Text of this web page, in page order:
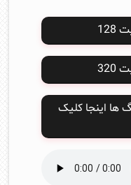
ها اینجا کلیک